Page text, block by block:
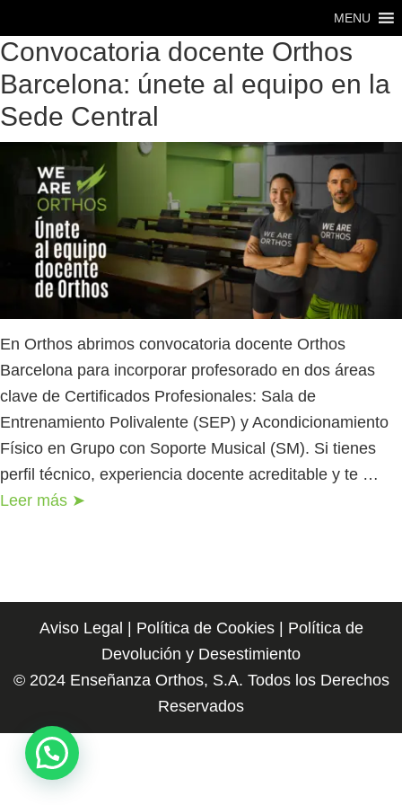
al
contenido
principal
al
pie
de
página
MENU
Convocatoria docente Orthos
Barcelona: únete al equipo en la
Sede Central
En Orthos abrimos convocatoria docente Orthos
Barcelona para incorporar profesorado en dos áreas
clave de Certificados Profesionales: Sala de
Entrenamiento Polivalente (SEP) y Acondicionamiento
Físico en Grupo con Soporte Musical (SM). Si tienes
perfil técnico, experiencia docente acreditable y te …
Leer más ➤
Aviso Legal Política de Cookies| Política de
Devolución y Desestimiento
© 2024 Enseñanza Orthos, S.A. Todos los Derechos
Reservados